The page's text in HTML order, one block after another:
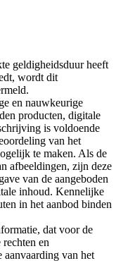
geldigheidsduur heeft
wordt dit
en nauwkeurige
producten, digitale
is voldoende
van het
te maken. Als de
afbeeldingen, zijn deze
van de aangeboden
inhoud. Kennelijke
in het aanbod binden
dat voor de
en
van het